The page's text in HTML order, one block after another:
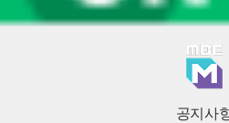
공지사